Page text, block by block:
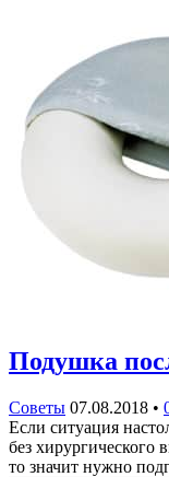
Подушка
Советы 07.08.2018 •
Если ситуация
без хирургического
то значит нужно